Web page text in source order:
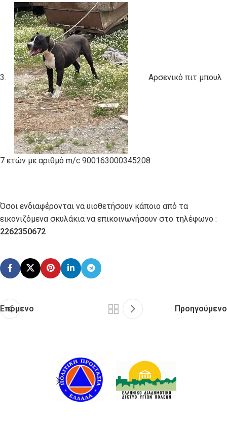
3. Αρσενικό πιτ μπουλ
7 ετών με αριθμό m/c 900163000345208
Όσοι ενδιαφέρονται να υιοθετήσουν κάποιο από τα
εικονιζόμενα σκυλάκια να επικοινωνήσουν στο τηλέφωνο :
2262350672
Επόμενο Προηγούμενο